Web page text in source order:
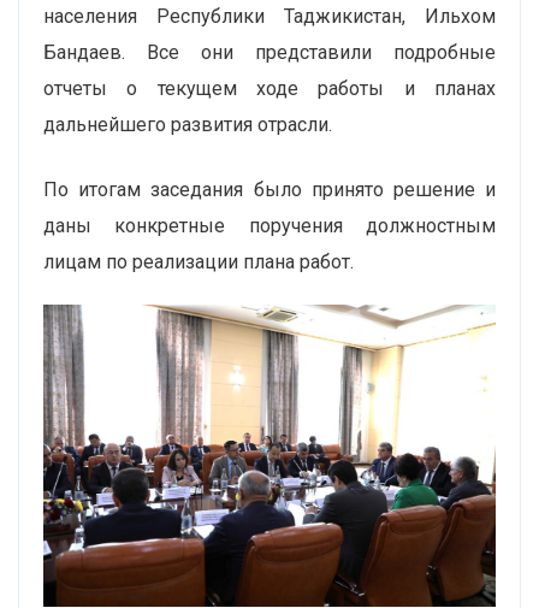
населения Республики Таджикистан, Ильхом
Бандаев. Все они представили подробные
отчеты о текущем ходе работы и планах
дальнейшего развития отрасли.
По итогам заседания было принято решение и
даны конкретные поручения должностным
лицам по реализации плана работ.